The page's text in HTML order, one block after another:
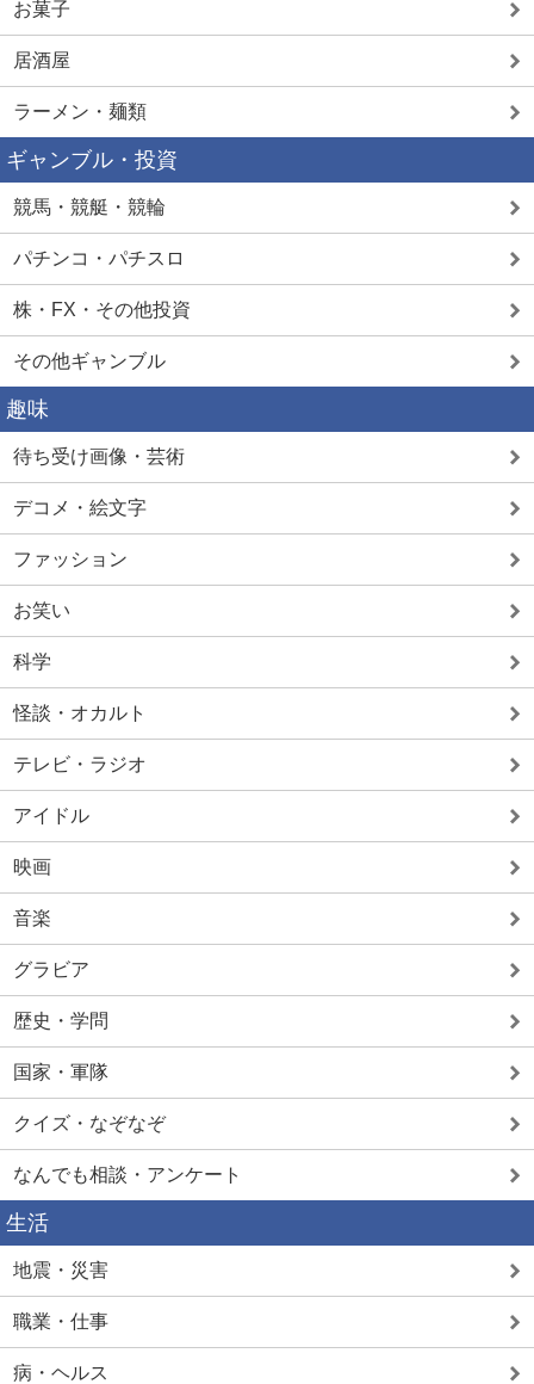
お菓子
居酒屋
ラーメン・麺類
ギャンブル・投資
競馬・競艇・競輪
パチンコ・パチスロ
株・FX・その他投資
その他ギャンブル
趣味
待ち受け画像・芸術
デコメ・絵文字
ファッション
お笑い
科学
怪談・オカルト
テレビ・ラジオ
アイドル
映画
音楽
グラビア
歴史・学問
国家・軍隊
クイズ・なぞなぞ
なんでも相談・アンケート
生活
地震・災害
職業・仕事
病・ヘルス